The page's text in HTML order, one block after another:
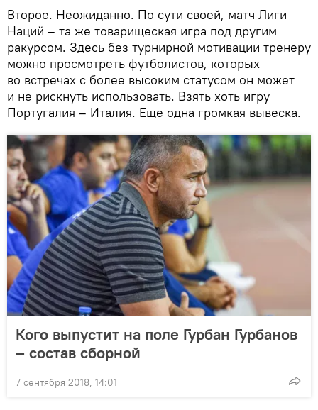
Второе. Неожиданно. По сути своей, матч Лиги
Наций – та же товарищеская игра под другим
ракурсом. Здесь без турнирной мотивации тренеру
можно просмотреть футболистов, которых
во встречах с более высоким статусом он может
и не рискнуть использовать. Взять хоть игру
Португалия – Италия. Еще одна громкая вывеска.
Кого выпустит на поле Гурбан Гурбанов
– состав сборной
7 сентября 2018, 14:01